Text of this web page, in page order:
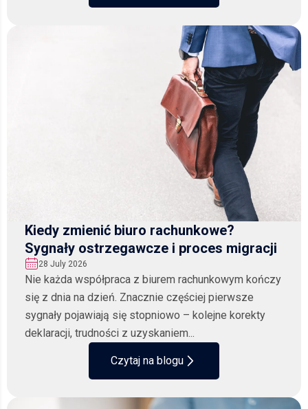
Kiedy zmienić biuro rachunkowe?
Sygnały ostrzegawcze i proces migracji
28 July 2026
Nie każda współpraca z biurem rachunkowym kończy
się z dnia na dzień. Znacznie częściej pierwsze
sygnały pojawiają się stopniowo – kolejne korekty
deklaracji, trudności z uzyskaniem...
Czytaj na blogu